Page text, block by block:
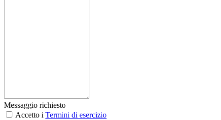
Messaggio richiesto
Accetto i Termini di esercizio